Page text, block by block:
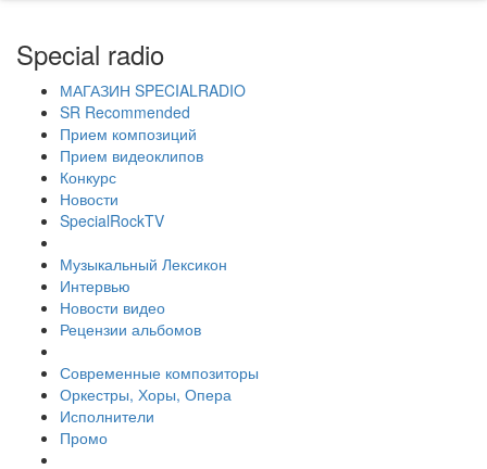
Special radio
МАГАЗИН SPECIALRADIO
SR Recommended
Прием композиций
Прием видеоклипов
Конкурс
Новости
SpecialRockTV
Музыкальный Лексикон
Интервью
Новости видео
Рецензии альбомов
Современные композиторы
Оркестры, Хоры, Опера
Исполнители
Промо